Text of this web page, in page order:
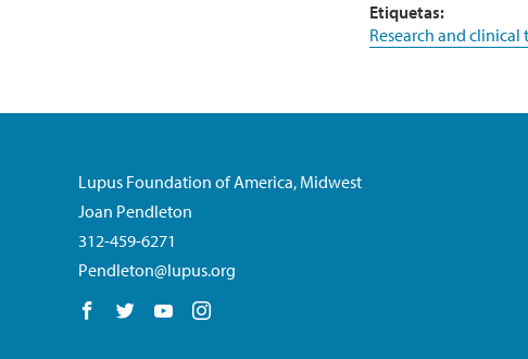
Etiquetas:
Research and clinical
Lupus Foundation of America, Midwest
Joan Pendleton
312-459-6271
Pendleton@lupus.org
Follow us on Facebook
Follow us on Twitter
Follow us on YouTube